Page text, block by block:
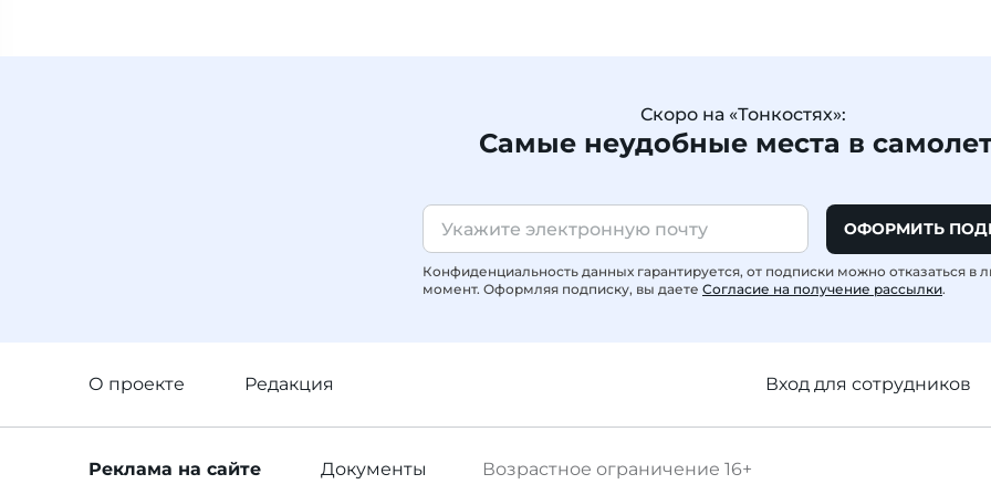
Скоро на «Тонкостях»:
Самые неудобные места в
ОФОРМИТЬ
Конфиденциальность данных гарантируется, от подписки можно отказаться в
момент. Оформляя подписку, вы даете Согласие на получение рассылки.
О проекте Редакция Вход для сотрудников
Возрастное ограничение 16+
Реклама на сайте Документы